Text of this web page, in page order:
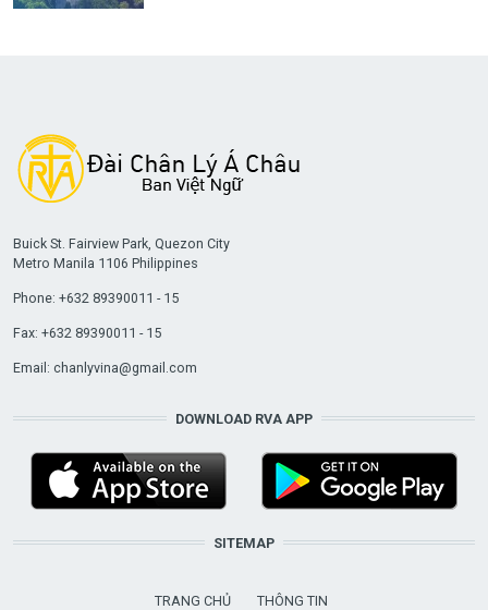
Buick St. Fairview Park, Quezon City
Metro Manila 1106 Philippines
Phone: +632 89390011 - 15
Fax: +632 89390011 - 15
Email: chanlyvina@gmail.com
DOWNLOAD RVA APP
SITEMAP
TRANG CHỦ
THÔNG TIN